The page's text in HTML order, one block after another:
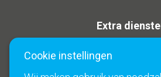
Extra
Aanvullende Diensten
Facilitaire Ondersteuning
Cookie instellingen